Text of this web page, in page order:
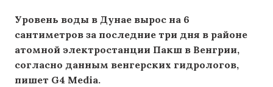
Уровень воды в Дунае вырос на 6
сантиметров за последние три дня в районе
атомной электростанции Пакш в Венгрии,
согласно данным венгерских гидрологов,
пишет G4 Media.